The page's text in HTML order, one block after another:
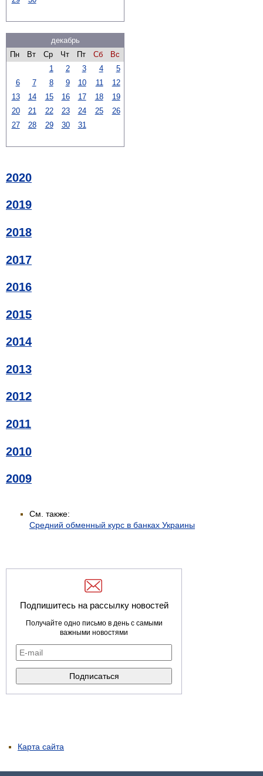
декабрь
Пн
Вт Ср Чт Пт Сб
Вс
1
2 3 4
5
6
7 8 9 10 11
12
13
14 15 16 17 18
19
20
21 22 23 24 25
26
27
28 29 30 31
2020
2019
2018
2017
2016
2015
2014
2013
2012
2011
2010
2009
См. также:
Средний обменный курс в банках Украины
Подпишитесь на рассылку новостей
Получайте одно письмо в день с самыми
важными новостями
Карта сайта